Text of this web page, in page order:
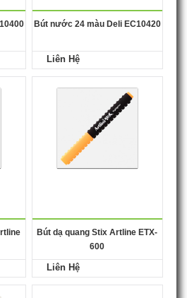
Bút nước 24 màu Deli EC10420
Liên Hệ
Bút dạ quang Stix Artline ETX-
600
Liên Hệ